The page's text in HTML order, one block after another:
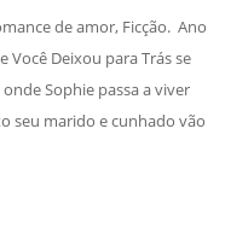
de amor, Ficção. Ano
Deixou para Trás se
Sophie passa a viver
seu marido e cunhado vão